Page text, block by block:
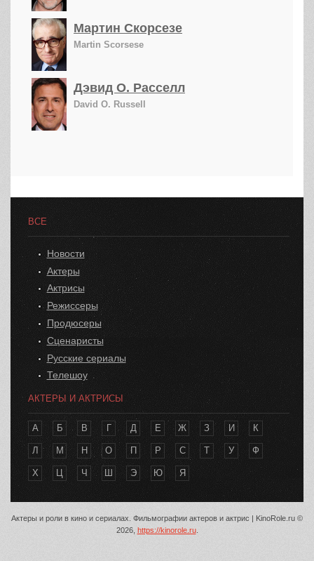
Мартин Скорсезе
Martin Scorsese
Дэвид О. Расселл
David O. Russell
ВСЕ
Новости
Актеры
Актрисы
Режиссеры
Продюсеры
Сценаристы
Русские сериалы
Телешоу
АКТЕРЫ И АКТРИСЫ
А Б В Г Д Е Ж З И К
Л М Н О П Р С Т У Ф
Х Ц Ч Ш Э Ю Я
Актеры и роли в кино и сериалах. Фильмографии актеров и актрис | KinoRole.ru ©
2026, https://kinorole.ru.